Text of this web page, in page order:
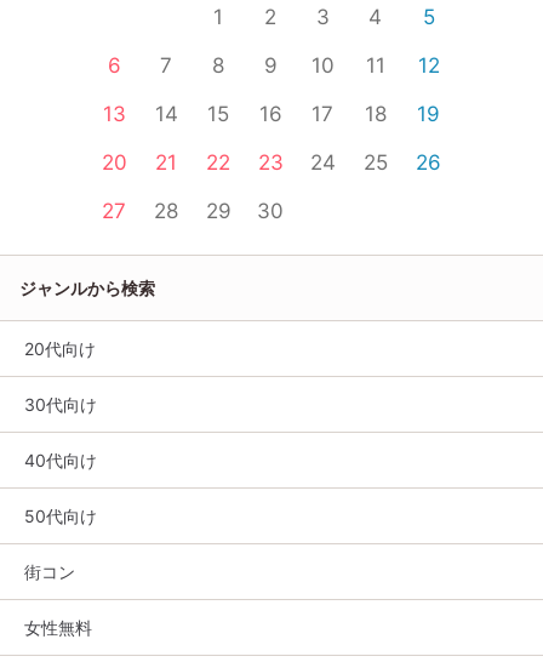
1 2 3 4
5
6
7 8 9 10 11
12
13
14 15 16 17 18
19
20
21 22 23 24 25
26
27
28 29 30
ジャンルから検索
20代向け
30代向け
40代向け
50代向け
街コン
女性無料